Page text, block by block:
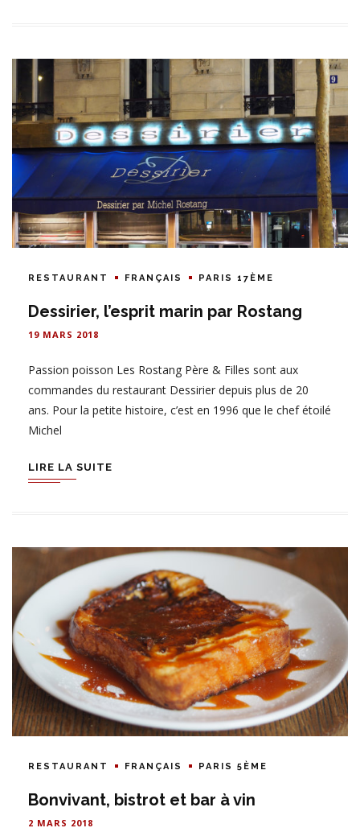
RESTAURANT FRANÇAIS PARIS 17ÈME
Dessirier, l’esprit marin par Rostang
19 MARS 2018
Passion poisson Les Rostang Père & Filles sont aux
commandes du restaurant Dessirier depuis plus de 20
ans. Pour la petite histoire, c’est en 1996 que le chef étoilé
Michel
LIRE LA SUITE
RESTAURANT FRANÇAIS PARIS 5ÈME
Bonvivant, bistrot et bar à vin
2 MARS 2018